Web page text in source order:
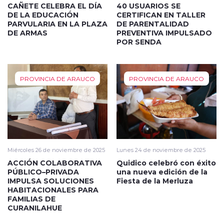
CAÑETE CELEBRA EL DÍA
DE LA EDUCACIÓN
PARVULARIA EN LA PLAZA
DE ARMAS
40 USUARIOS SE
CERTIFICAN EN TALLER
DE PARENTALIDAD
PREVENTIVA IMPULSADO
POR SENDA
PROVINCIA DE ARAUCO
Miércoles 26 de noviembre de 2025
ACCIÓN COLABORATIVA
PÚBLICO–PRIVADA
IMPULSA SOLUCIONES
HABITACIONALES PARA
FAMILIAS DE
CURANILAHUE
PROVINCIA DE ARAUCO
Lunes 24 de noviembre de 2025
Quidico celebró con éxito
una nueva edición de la
Fiesta de la Merluza